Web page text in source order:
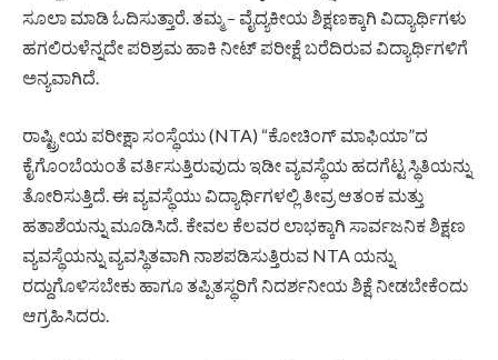
ಸೂಲಾ ಮಾಡಿ ಓದಿಸುತ್ತಾರೆ. ತಮ್ಮ – ವೈದ್ಯಕೀಯ ಶಿಕ್ಷಣಕ್ಕಾಗಿ ವಿದ್ಯಾರ್ಥಿಗಳು
ಹಗಲಿರುಳೆನ್ನದೇ ಪರಿಶ್ರಮ ಹಾಕಿ ನೀಟ್ ಪರೀಕ್ಷೆ ಬರೆದಿರುವ ವಿದ್ಯಾರ್ಥಿಗಳಿಗೆ
ಅನ್ಯವಾಗಿದೆ.
ರಾಷ್ಟ್ರೀಯ ಪರೀಕ್ಷಾ ಸಂಸ್ಥೆಯು (NTA) “ಕೋಚಿಂಗ್ ಮಾಫಿಯಾ”ದ
ಕೈಗೊಂಬೆಯಂತೆ ವರ್ತಿಸುತ್ತಿರುವುದು ಇಡೀ ವ್ಯವಸ್ಥೆಯ ಹದಗೆಟ್ಟ ಸ್ಥಿತಿಯನ್ನು
ತೋರಿಸುತ್ತಿದೆ. ಈ ವ್ಯವಸ್ಥೆಯು ವಿದ್ಯಾರ್ಥಿಗಳಲ್ಲಿ ತೀವ್ರ ಆತಂಕ ಮತ್ತು
ಹತಾಶೆಯನ್ನು ಮೂಡಿಸಿದೆ. ಕೇವಲ ಕೆಲವರ ಲಾಭಕ್ಕಾಗಿ ಸಾರ್ವಜನಿಕ ಶಿಕ್ಷಣ
ವ್ಯವಸ್ಥೆಯನ್ನು ವ್ಯವಸ್ಥಿತವಾಗಿ ನಾಶಪಡಿಸುತ್ತಿರುವ NTA ಯನ್ನು
ರದ್ದುಗೊಳಿಸಬೇಕು ಹಾಗೂ ತಪ್ಪಿತಸ್ಥರಿಗೆ ನಿದರ್ಶನೀಯ ಶಿಕ್ಷೆ ನೀಡಬೇಕೆಂದು
ಆಗ್ರಹಿಸಿದರು.